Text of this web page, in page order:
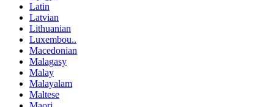
Latin
Latvian
Lithuanian
Luxembou..
Macedonian
Malagasy
Malay
Malayalam
Maltese